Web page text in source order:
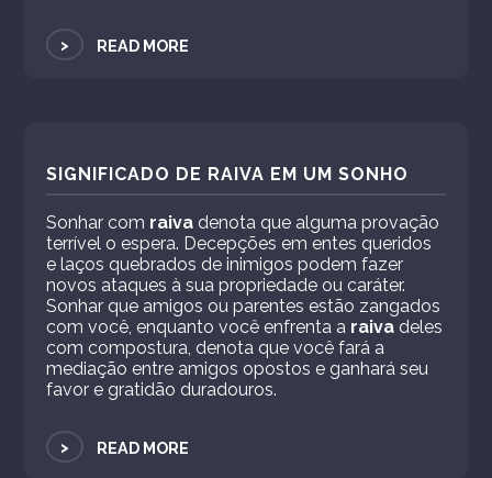
> READ MORE
SIGNIFICADO DE RAIVA EM UM SONHO
Sonhar com raiva denota que alguma provação
terrível o espera. Decepções em entes queridos
e laços quebrados de inimigos podem fazer
novos ataques à sua propriedade ou caráter.
Sonhar que amigos ou parentes estão zangados
com você, enquanto você enfrenta a raiva deles
com compostura, denota que você fará a
mediação entre amigos opostos e ganhará seu
favor e gratidão duradouros.
> READ MORE